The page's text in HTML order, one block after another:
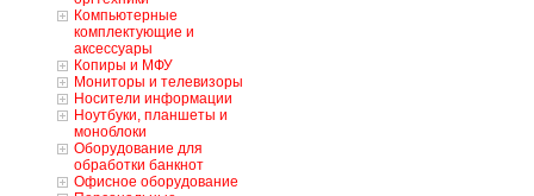
Компьютерные
комплектующие и
аксессуары
Копиры и МФУ
Мониторы и телевизоры
Носители информации
Ноутбуки, планшеты и
моноблоки
Оборудование для
обработки банкнот
Офисное оборудование